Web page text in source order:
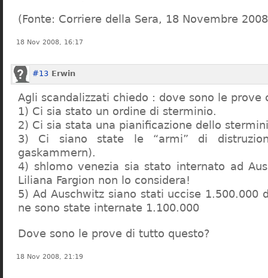
(Fonte: Corriere della Sera, 18 Novembre
18 Nov 2008, 16:17
#13 Erwin
Agli scandalizzati chiedo : dove sono le prove
1) Ci sia stato un ordine di sterminio.
2) Ci sia stata una pianificazione dello
3) Ci siano state le “armi” di
gaskammern).
4) shlomo venezia sia stato internato ad
Liliana Fargion non lo considera!
5) Ad Auschwitz siano stati uccise 1.500.000
ne sono state internate 1.100.000
Dove sono le prove di tutto questo?
18 Nov 2008, 21:19